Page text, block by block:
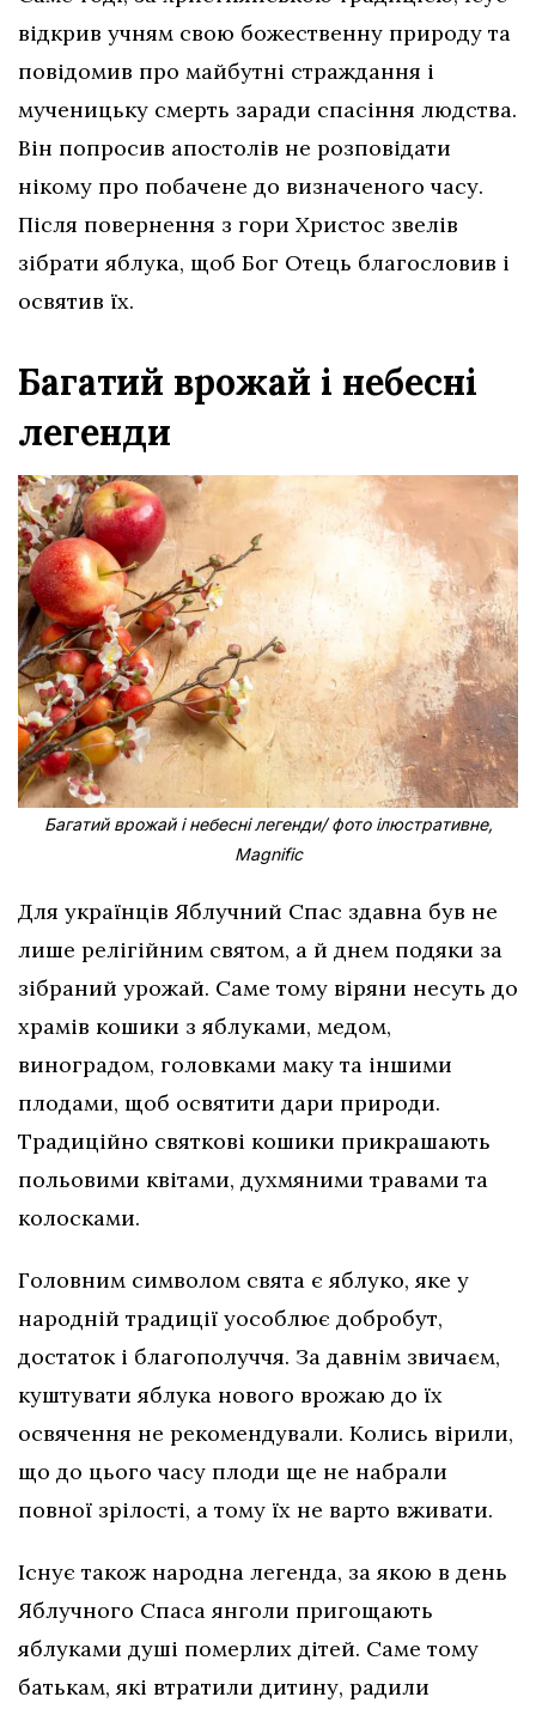
відкрив учням свою божественну природу та
повідомив про майбутні страждання і
мученицьку смерть заради спасіння людства.
Він попросив апостолів не розповідати
нікому про побачене до визначеного часу.
Після повернення з гори Христос звелів
зібрати яблука, щоб Бог Отець благословив і
освятив їх.
Багатий врожай і небесні
легенди
Багатий врожай і небесні легенди/ фото ілюстративне,
Magnific
Для українців Яблучний Спас здавна був не
лише релігійним святом, а й днем подяки за
зібраний урожай. Саме тому віряни несуть до
храмів кошики з яблуками, медом,
виноградом, головками маку та іншими
плодами, щоб освятити дари природи.
Традиційно святкові кошики прикрашають
польовими квітами, духмяними травами та
колосками.
Головним символом свята є яблуко, яке у
народній традиції уособлює добробут,
достаток і благополуччя. За давнім звичаєм,
куштувати яблука нового врожаю до їх
освячення не рекомендували. Колись вірили,
що до цього часу плоди ще не набрали
повної зрілості, а тому їх не варто вживати.
Існує також народна легенда, за якою в день
Яблучного Спаса янголи пригощають
яблуками душі померлих дітей. Саме тому
батькам, які втратили дитину, радили